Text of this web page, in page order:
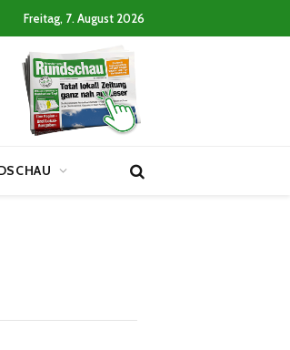
Freitag, 7. August 2026